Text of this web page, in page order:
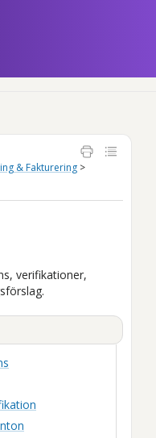
& Fakturering >
verifikationer,